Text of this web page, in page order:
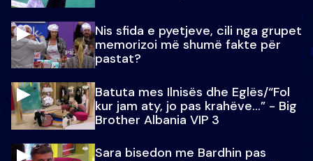
Nis sfida e pyetjeve, cili nga grupet
memorizoi më shumë fakte për
pastat?
Batuta mes Ilnisës dhe Eglës/“Fol
kur jam aty, jo pas krahëve…” - Big
Brother Albania VIP 3
Sara bisedon me Bardhin pas